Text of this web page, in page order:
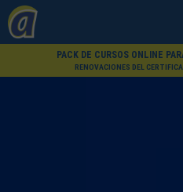
PACK DE CURSOS ONLINE
RENOVACIONES DEL